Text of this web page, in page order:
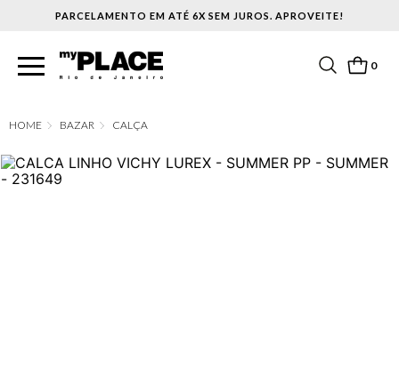
PARCELAMENTO EM ATÉ 6X SEM JUROS. APROVEITE!
0
BAZAR CALÇA